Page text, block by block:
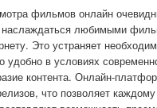
фильмов онлайн
наслаждаться любимыми
Это устраняет
удобно в условиях
контента. Онлайн-
что позволяет